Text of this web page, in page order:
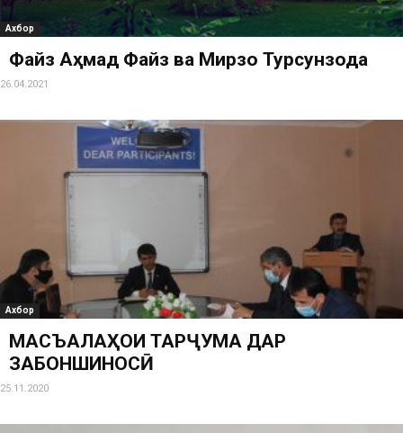
Ахбор
Файз Аҳмад Файз ва Мирзо Турсунзода
26.04.2021
Ахбор
МАСЪАЛАҲОИ ТАРҶУМА ДАР
ЗАБОНШИНОСӢ
25.11.2020